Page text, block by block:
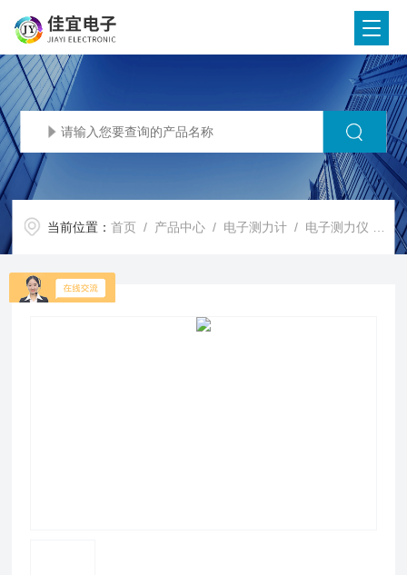
当前位置：首页 / 产品中心 / 电子测力计 / 电子测力仪